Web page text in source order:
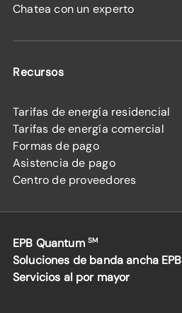
Chatea con un experto
Recursos
Tarifas de energía residencial
Tarifas de energía comercial
Formas de pago
Asistencia de pago
Centro de proveedores
EPB Quantum SM
Soluciones de banda ancha EPB
Servicios al por mayor